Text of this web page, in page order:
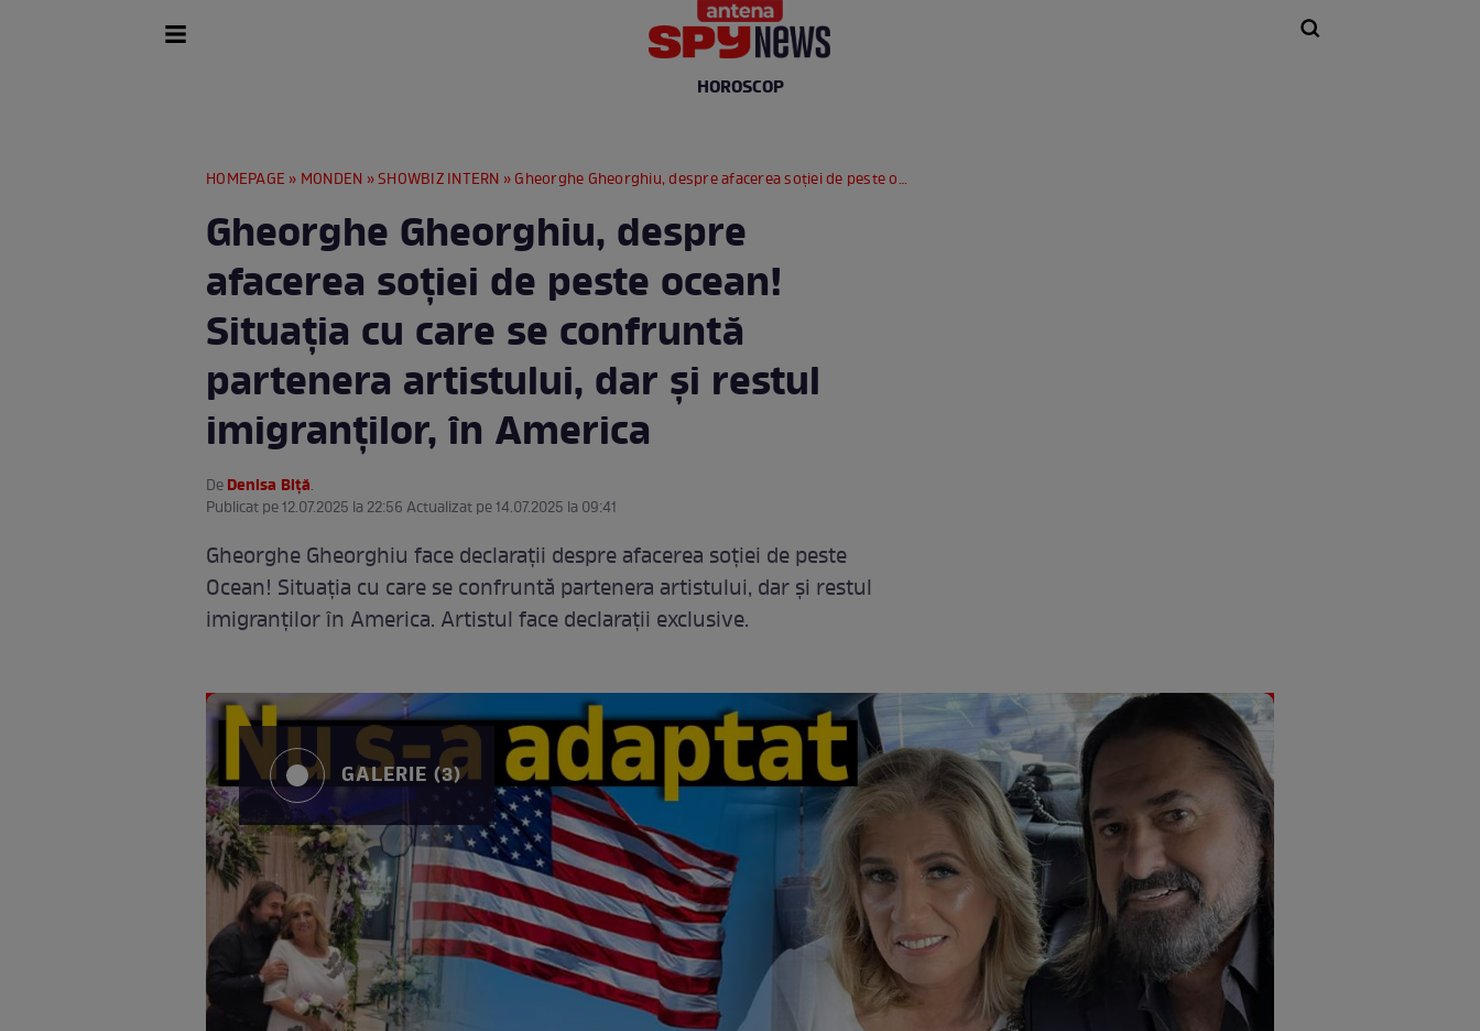
HOROSCOP
HOMEPAGE » MONDEN »SHOWBIZ INTERN » Gheorghe Gheorghiu, despre afacerea soției de peste ocean! Situația cu care se confruntă partenera artistului, dar și restul imigranților, în America
Gheorghe Gheorghiu, despre
afacerea soției de peste ocean!
Situația cu care se confruntă
partenera artistului, dar și restul
imigranților, în America
DeDenisa Biță.
Publicat pe 12.07.2025 la 22:56 Actualizat pe 14.07.2025 la 09:41
Gheorghe Gheorghiu face declarații despre afacerea soției de peste
Ocean! Situația cu care se confruntă partenera artistului, dar și restul
imigranților în America. Artistul face declarații exclusive.
GALERIE (3)